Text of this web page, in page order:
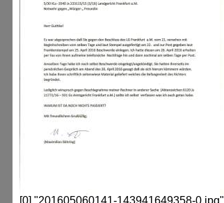
[0] "201605060141-143941649358-0.jpg"